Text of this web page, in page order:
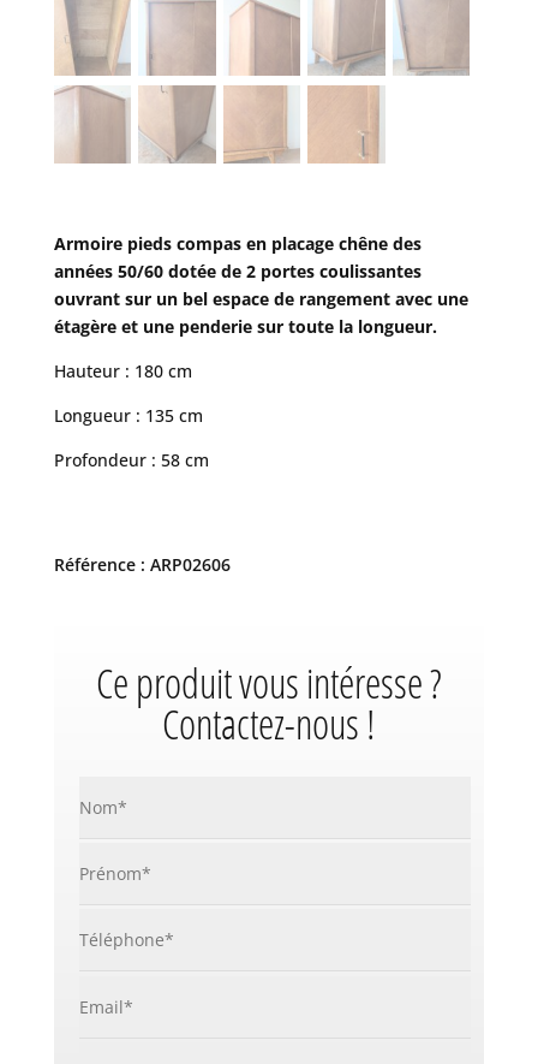
Armoire pieds compas en placage chêne des
années 50/60 dotée de 2 portes coulissantes
ouvrant sur un bel espace de rangement avec une
étagère et une penderie sur toute la longueur.
Hauteur : 180 cm
Longueur : 135 cm
Profondeur : 58 cm
Référence : ARP02606
Ce produit vous intéresse ?
Contactez-nous !